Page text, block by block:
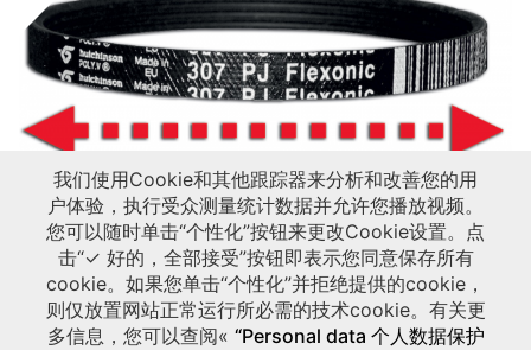
我们使用Cookie和其他跟踪器来分析和改善您的用
户体验，执行受众测量统计数据并允许您播放视频。
您可以随时单击“个性化”按钮来更改Cookie设置。点
击“✓ 好的，全部接受”按钮即表示您同意保存所有
cookie。如果您单击“个性化”并拒绝提供的cookie，
则仅放置网站正常运行所必需的技术cookie。有关更
多信息，您可以查阅« “Personal data 个人数据保护